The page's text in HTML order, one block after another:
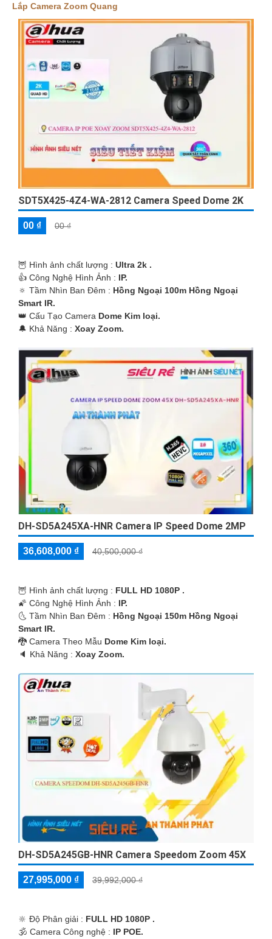
nghệ phù hợp với nhu cầu sử dụng của đối tượng mục tiêu.
Chúc bạn thành công!
Lắp Camera Zoom Quang
SDT5X425-4Z4-WA-2812 Camera Speed Dome 2K
00 ₫ 00 ₫
🦉 Hình ảnh chất lượng : Ultra 2k .
👍 Công Nghệ Hình Ảnh : IP.
🔅 Tầm Nhìn Ban Đêm : Hồng Ngoại 100m Hồng Ngoại
Smart IR.
👑 Cấu Tạo Camera Dome Kim loại.
️🔔 Khả Năng : Xoay Zoom.
DH-SD5A245XA-HNR Camera IP Speed Dome 2MP
36,608,000 ₫ 40,500,000 ₫
🦉 Hình ảnh chất lượng : FULL HD 1080P .
🌠 Công Nghệ Hình Ảnh : IP.
🌜 Tầm Nhìn Ban Đêm : Hồng Ngoại 150m Hồng Ngoại
Smart IR.
🐉️ Camera Theo Mẫu Dome Kim loại.
️🔈 Khả Năng : Xoay Zoom.
DH-SD5A245GB-HNR Camera Speedom Zoom 45X
27,995,000 ₫ 39,992,000 ₫
🔆 Độ Phân giải : FULL HD 1080P .
🕉️ Camera Công nghệ : IP POE.